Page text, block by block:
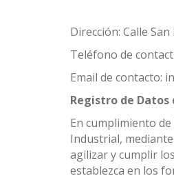
Dirección: Calle
Teléfono de
Email de contacto:
Registro de Datos
En cumplimiento
Industrial,
agilizar y cumplir
establezca en los